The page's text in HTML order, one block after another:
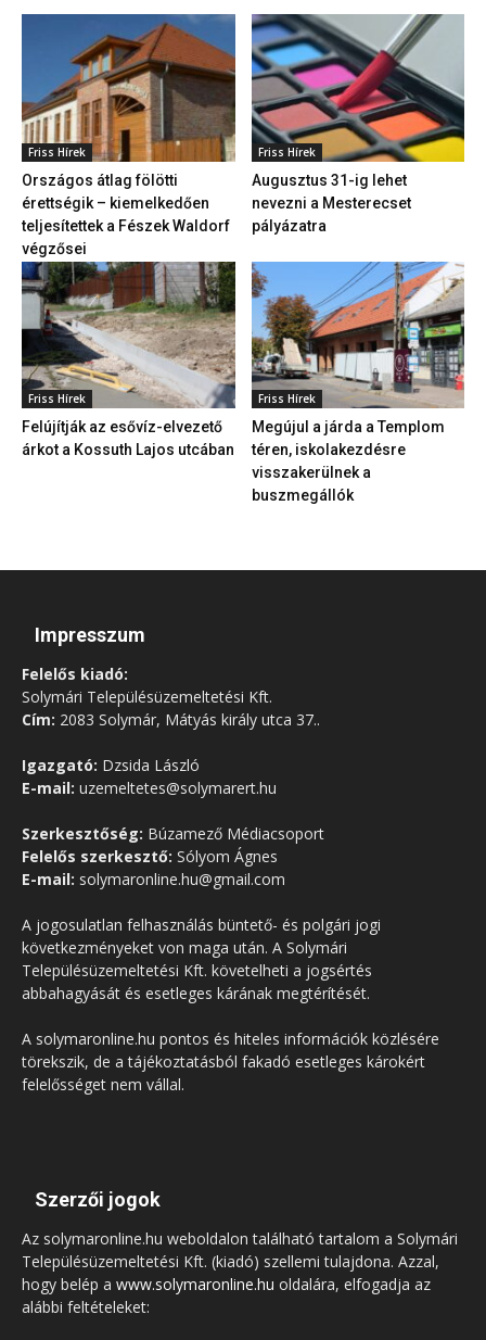
Friss Hírek
Országos átlag fölötti
érettségik – kiemelkedően
teljesítettek a Fészek Waldorf
végzősei
Friss Hírek
Augusztus 31-ig lehet
nevezni a Mesterecset
pályázatra
Friss Hírek
Felújítják az esővíz-elvezető
árkot a Kossuth Lajos utcában
Friss Hírek
Megújul a járda a Templom
téren, iskolakezdésre
visszakerülnek a
buszmegállók
Impresszum
Felelős kiadó:
Solymári Településüzemeltetési Kft.
Cím: 2083 Solymár, Mátyás király utca 37..
Igazgató: Dzsida László
E-mail: uzemeltetes@solymarert.hu
Szerkesztőség: Búzamező Médiacsoport
Felelős szerkesztő: Sólyom Ágnes
E-mail: solymaronline.hu@gmail.com
A jogosulatlan felhasználás büntető- és polgári jogi
következményeket von maga után. A Solymári
Településüzemeltetési Kft. követelheti a jogsértés
abbahagyását és esetleges kárának megtérítését.
A solymaronline.hu pontos és hiteles információk közlésére
törekszik, de a tájékoztatásból fakadó esetleges károkért
felelősséget nem vállal.
Szerzői jogok
Az solymaronline.hu weboldalon található tartalom a Solymári
Településüzemeltetési Kft. (kiadó) szellemi tulajdona. Azzal,
hogy belép a www.solymaronline.hu oldalára, elfogadja az
alábbi feltételeket: